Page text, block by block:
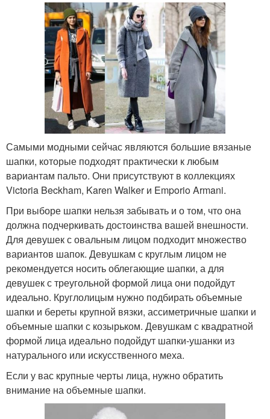
Самыми модными сейчас являются большие вязаные
шапки, которые подходят практически к любым
вариантам пальто. Они присутствуют в коллекциях
Victoria Beckham, Karen Walker и Emporio Armani.
При выборе шапки нельзя забывать и о том, что она
должна подчеркивать достоинства вашей внешности.
Для девушек с овальным лицом подходит множество
вариантов шапок. Девушкам с круглым лицом не
рекомендуется носить облегающие шапки, а для
девушек с треугольной формой лица они подойдут
идеально. Круглолицым нужно подбирать объемные
шапки и береты крупной вязки, ассиметричные шапки и
объемные шапки с козырьком. Девушкам с квадратной
формой лица идеально подойдут шапки-ушанки из
натурального или искусственного меха.
Если у вас крупные черты лица, нужно обратить
внимание на объемные шапки.